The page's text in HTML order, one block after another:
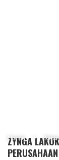
Home News
ZYNGA
PERUSAHAAN